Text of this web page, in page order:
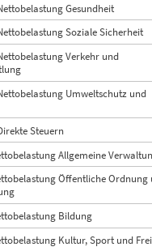
Gesundheit
Soziale Sicherheit
Verkehr und
Umweltschutz und
Steuern
Allgemeine
Öffentliche Ordnung
Bildung
Kultur, Sport und